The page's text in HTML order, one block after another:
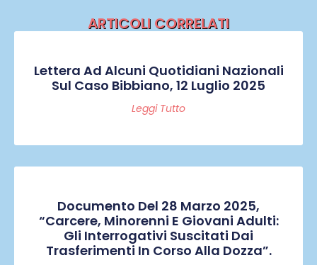
ARTICOLI CORRELATI
Lettera Ad Alcuni Quotidiani Nazionali
Sul Caso Bibbiano, 12 Luglio 2025
Leggi Tutto
Documento Del 28 Marzo 2025,
“Carcere, Minorenni E Giovani Adulti:
Gli Interrogativi Suscitati Dai
Trasferimenti In Corso Alla Dozza”.